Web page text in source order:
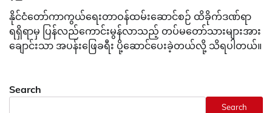
နိုင်ငံတော်ကာကွယ်ရေးတာဝန်ထမ်းဆောင်စဉ် ထိခိုက်ဒဏ်ရာ
ရရှိရာမှ ပြန်လည်ကောင်းမွန်လာသည့် တပ်မတော်သားများအား
ချောင်းသာ အပန်းဖြေခရီး ပို့ဆောင်ပေးခဲ့တယ်လို့ သိရပါတယ်။
Search
Search